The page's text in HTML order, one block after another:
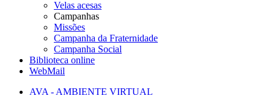
Velas acesas
Campanhas
Missões
Campanha da Fraternidade
Campanha Social
Biblioteca online
WebMail
AVA - AMBIENTE VIRTUAL